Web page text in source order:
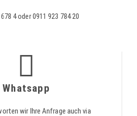
4 oder 0911 923 784 20
Whatsapp
wir Ihre Anfrage auch via